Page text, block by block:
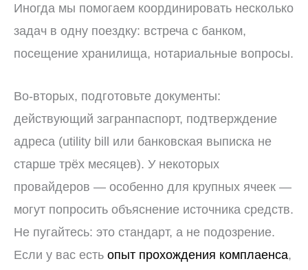
Иногда мы помогаем координировать несколько
задач в одну поездку: встреча с банком,
посещение хранилища, нотариальные вопросы.
Во-вторых, подготовьте документы:
действующий загранпаспорт, подтверждение
адреса (utility bill или банковская выписка не
старше трёх месяцев). У некоторых
провайдеров — особенно для крупных ячеек —
могут попросить объяснение источника средств.
Не пугайтесь: это стандарт, а не подозрение.
Если у вас есть опыт прохождения комплаенса,